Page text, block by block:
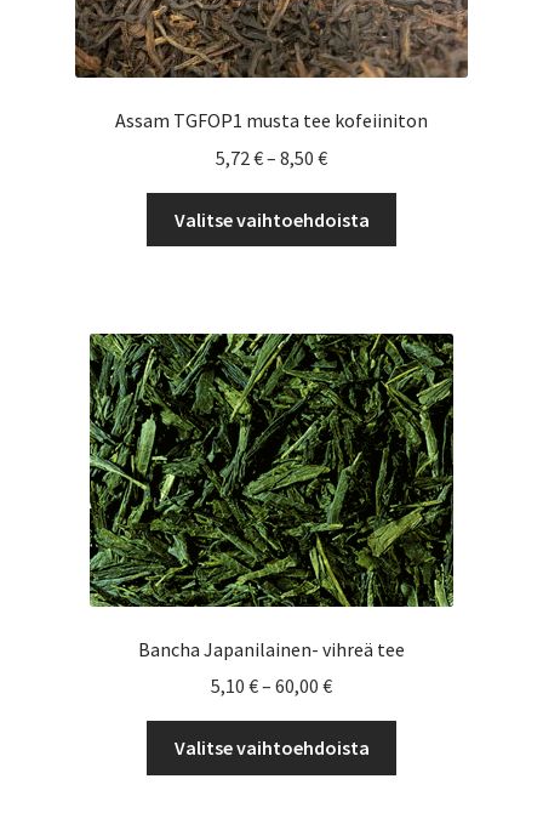
Assam TGFOP1 musta tee kofeiiniton
5,72 €– 8,50 €Hintaluokka:
-
8,50 €
Valitse vaihtoehdoista
Voit
tehdä
valinnat
tuotteen
sivulla.
Bancha Japanilainen- vihreä tee
5,10 €– 60,00 €Hintaluokka:
5,10 €
-
60,00 €
Valitse vaihtoehdoista